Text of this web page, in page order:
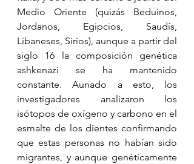
Medio Oriente (quizás Beduinos,
Jordanos, Egipcios, Saudís,
Libaneses, Sirios), aunque a partir del
siglo 16 la composición genética
ashkenazi se ha mantenido
constante. Aunado a esto, los
investigadores analizaron los
isótopos de oxígeno y carbono en el
esmalte de los dientes confirmando
que estas personas no habían sido
migrantes, y aunque genéticamente